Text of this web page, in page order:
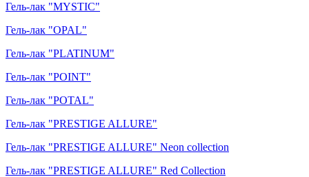
Гель-лак "MYSTIC"
Гель-лак "OPAL"
Гель-лак "PLATINUM"
Гель-лак "POINT"
Гель-лак "POTAL"
Гель-лак "PRESTIGE ALLURE"
Гель-лак "PRESTIGE ALLURE" Neon collection
Гель-лак "PRESTIGE ALLURE" Red Collection